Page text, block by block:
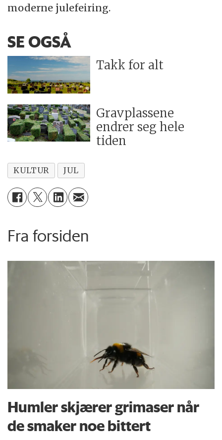
moderne julefeiring.
SE OGSÅ
Takk for alt
Gravplassene
endrer seg hele
tiden
KULTUR JUL
Fra forsiden
Humler skjærer grimaser når
de smaker noe bittert